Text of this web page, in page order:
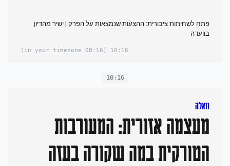
פתח לשחיתות ציבורית: ההצעות שנמצאות על הפרק | ישיר מהדיון
בוועדה
10:16
(08:16 in your timezone)
10:16
וואלה
מעצמה אזורית: המעורבות
הטורקית במה שקורה בעזה